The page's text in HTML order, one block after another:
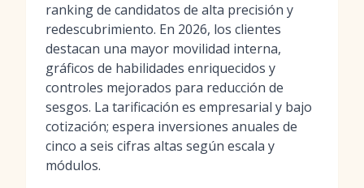
ranking de candidatos de alta precisión y
redescubrimiento. En 2026, los clientes
destacan una mayor movilidad interna,
gráficos de habilidades enriquecidos y
controles mejorados para reducción de
sesgos. La tarificación es empresarial y bajo
cotización; espera inversiones anuales de
cinco a seis cifras altas según escala y
módulos.